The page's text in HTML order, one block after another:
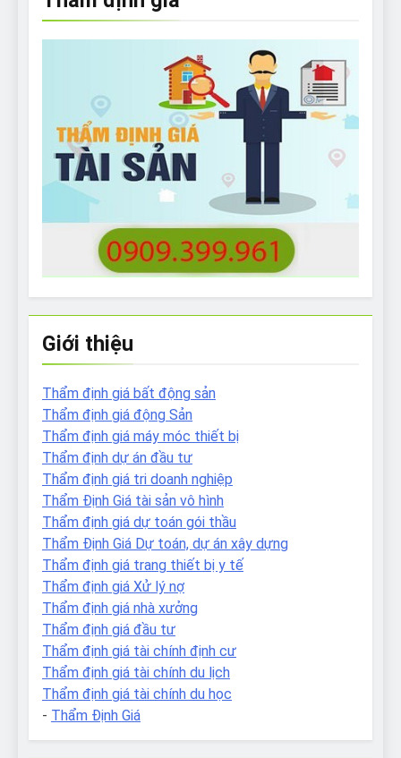
Giới thiệu
Thẩm định giá bất động sản
Thẩm định giá động Sản
Thẩm định giá máy móc thiết bị
Thẩm định dự án đầu tư
Thẩm định giá tri doanh nghiệp
Thẩm Định Giá tài sản vô hình
Thẩm định giá dự toán gói thầu
Thẩm Định Giá Dự toán, dự án xây dựng
Thẩm định giá trang thiết bị y tế
Thẩm định giá Xử lý nợ
Thẩm định giá nhà xưởng
Thẩm định giá đầu tư
Thẩm định giá tài chính định cư
Thẩm định giá tài chính du lịch
Thẩm định giá tài chính du học
- Thẩm Định Giá